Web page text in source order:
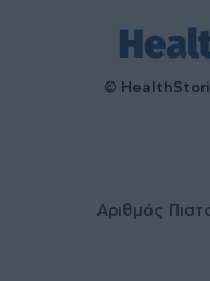
©
Αριθμός